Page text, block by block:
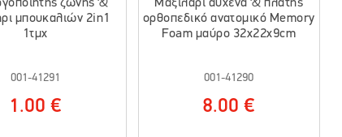
ζώνης &
μπουκαλιών 2in1
1τμχ
001-41291
1.00 €
Μαξιλάρι αυχένα & πλάτης
ορθοπεδικό ανατομικό Memory
Foam μαύρο 32x22x9cm
001-41290
8.00 €